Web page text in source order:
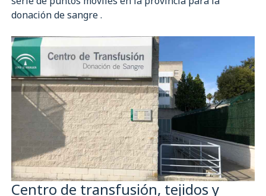
donación de sangre .
Centro de transfusión, tejidos y